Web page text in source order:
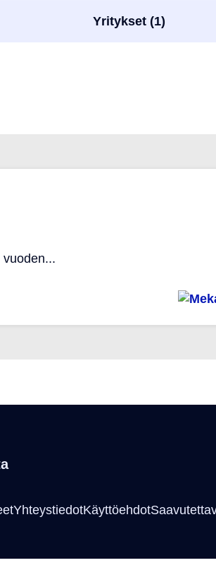
Yritykset (1)
YhteystiedotKäyttöehdot